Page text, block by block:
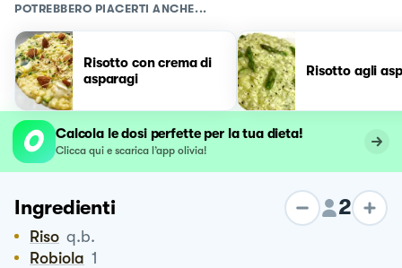
POTREBBERO PIACERTI ANCHE...
Risotto con crema di
asparagi
Risotto agli
Calcola le dosi perfette per la tua dieta!
Clicca qui e scarica l’app olivia!
Ingredienti 2
Riso q.b.
Robiola 1